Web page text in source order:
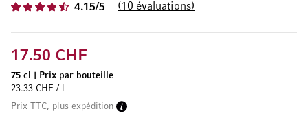
4.15/5 10 évaluations
17.50 CHF
75 cl
Prix par bouteille
23.33 CHF / l
Prix TTC, plus expédition